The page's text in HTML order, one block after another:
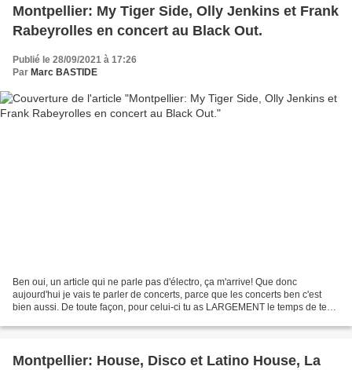
Montpellier: My Tiger Side, Olly Jenkins et Frank
Rabeyrolles en concert au Black Out.
Publié le 28/09/2021 à 17:26
Par Marc BASTIDE
Ben oui, un article qui ne parle pas d'électro, ça m'arrive! Que donc
aujourd'hui je vais te parler de concerts, parce que les concerts ben c'est
bien aussi. De toute façon, pour celui-ci tu as LARGEMENT le temps de te
Montpellier: House, Disco et Latino House, La